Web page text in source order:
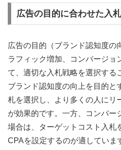
広告の目的に合わせた入
広告の目的（ブランド認知度の
ラフィック増加、コンバージョ
て、適切な入札戦略を選択する
ブランド認知度の向上を目的と
札を選択し、より多くの人にリ
が効果的です。一方、コンバー
場合は、ターゲットコスト入札
CPAを設定するのが適していま